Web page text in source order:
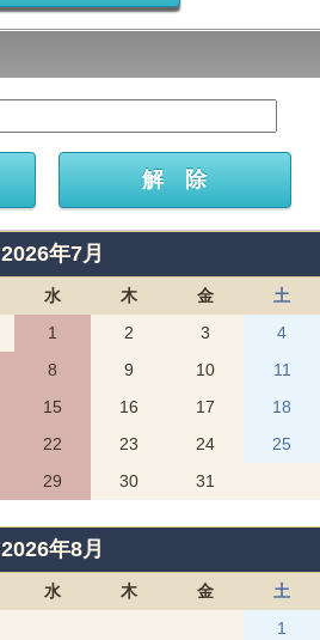
2026年7月
水 木 金
土
1
2 3
4
8 9 10
11
15 16 17
18
22 23 24
25
29 30 31
2026年8月
水 木 金
土
1